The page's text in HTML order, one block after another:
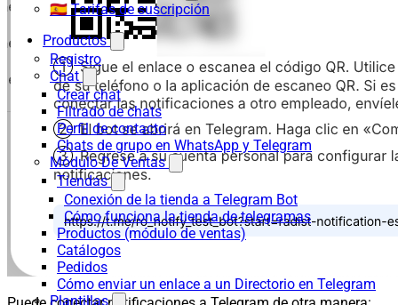
🇪🇸 Tarifas de suscripción
Productos
Registro
Chat
Crear chat
Filtrado de chats
Perfil de contacto
Chats de grupo en WhatsApp y Telegram
Módulo De Ventas
Tiendas
Conexión de la tienda a Telegram Bot
Cómo funciona la tienda de telegramas
Productos (módulo de ventas)
Catálogos
Pedidos
Cómo enviar un enlace a un Directorio en Telegram
Plantillas